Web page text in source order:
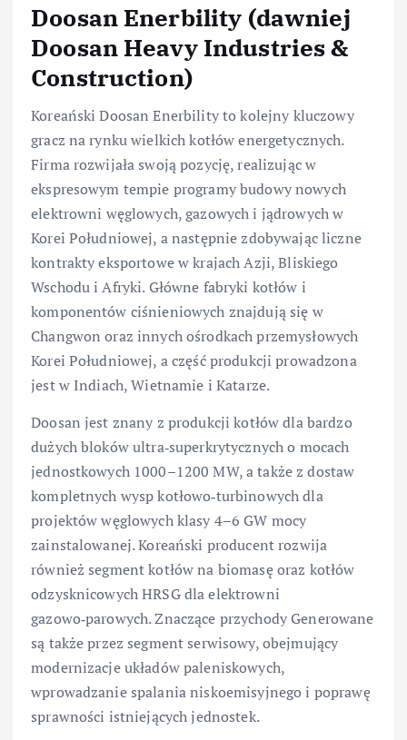
Doosan Enerbility (dawniej
Doosan Heavy Industries &
Construction)
Koreański Doosan Enerbility to kolejny kluczowy
gracz na rynku wielkich kotłów energetycznych.
Firma rozwijała swoją pozycję, realizując w
ekspresowym tempie programy budowy nowych
elektrowni węglowych, gazowych i jądrowych w
Korei Południowej, a następnie zdobywając liczne
kontrakty eksportowe w krajach Azji, Bliskiego
Wschodu i Afryki. Główne fabryki kotłów i
komponentów ciśnieniowych znajdują się w
Changwon oraz innych ośrodkach przemysłowych
Korei Południowej, a część produkcji prowadzona
jest w Indiach, Wietnamie i Katarze.
Doosan jest znany z produkcji kotłów dla bardzo
dużych bloków ultra‑superkrytycznych o mocach
jednostkowych 1000–1200 MW, a także z dostaw
kompletnych wysp kotłowo‑turbinowych dla
projektów węglowych klasy 4–6 GW mocy
zainstalowanej. Koreański producent rozwija
również segment kotłów na biomasę oraz kotłów
odzysknicowych HRSG dla elektrowni
gazowo‑parowych. Znaczące przychody Generowane
są także przez segment serwisowy, obejmujący
modernizacje układów paleniskowych,
wprowadzanie spalania niskoemisyjnego i poprawę
sprawności istniejących jednostek.